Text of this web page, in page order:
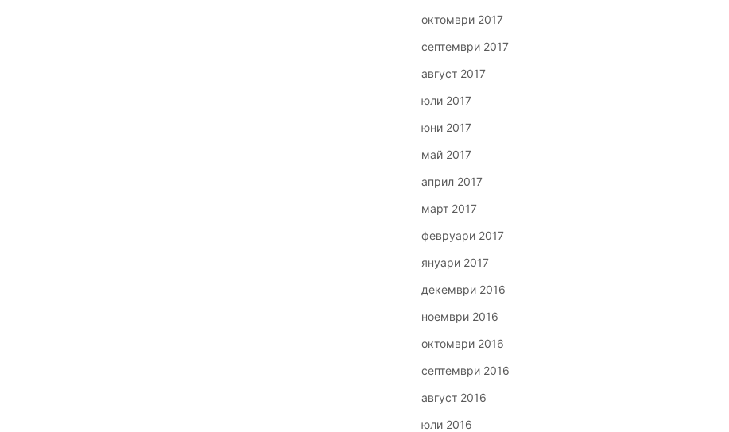
октомври 2017
септември 2017
август 2017
юли 2017
юни 2017
май 2017
април 2017
март 2017
февруари 2017
януари 2017
декември 2016
ноември 2016
октомври 2016
септември 2016
август 2016
юли 2016